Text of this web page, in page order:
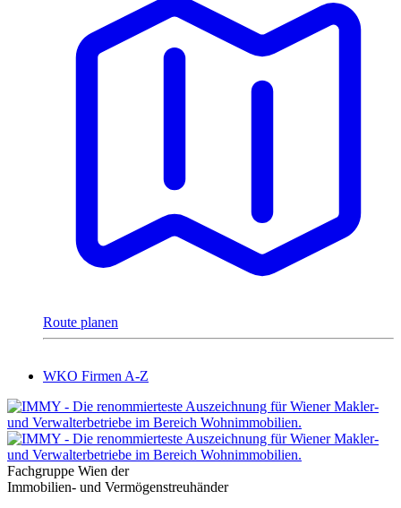
Route planen
WKO Firmen A-Z
Fachgruppe Wien der
Immobilien- und Vermögenstreuhänder